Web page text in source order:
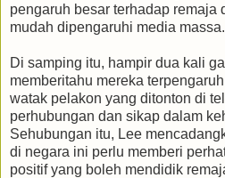
pengaruh besar terhadap remaja
mudah dipengaruhi media massa.
Di samping itu, hampir dua kali
memberitahu mereka
watak pelakon yang ditonton di
perhubungan dan sikap dalam
Sehubungan itu, Lee
di negara ini perlu memberi
positif yang boleh mendidik